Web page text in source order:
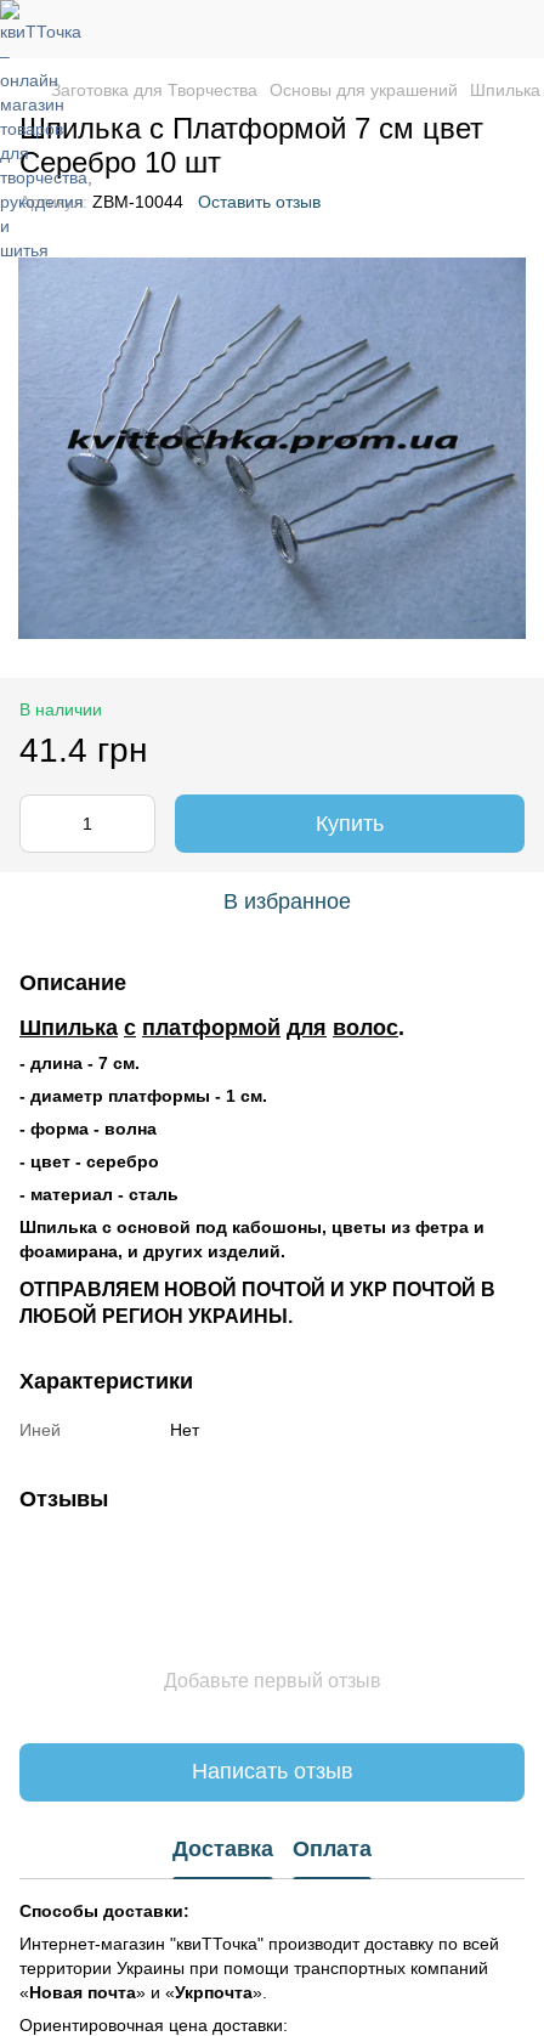
Заготовка для Творчества Основы для украшений
Шпилька с Платформой 7 см цвет
Серебро 10 шт
Артикул: ZBM-10044 Оставить отзыв
В наличии
41.4 грн
Купить
В избранное
Описание
Шпилька с платформой для волос.
- длина - 7 см.
- диаметр платформы - 1 см.
- форма - волна
- цвет - серебро
- материал - сталь
Шпилька с основой под кабошоны, цветы из фетра и
фоамирана, и других изделий.
ОТПРАВЛЯЕМ НОВОЙ ПОЧТОЙ И УКР ПОЧТОЙ В
ЛЮБОЙ РЕГИОН УКРАИНЫ.
Характеристики
Иней Нет
Отзывы
Добавьте первый отзыв
Написать отзыв
Доставка Оплата
Способы доставки:
Интернет-магазин "квиТТочка" производит доставку по всей
территории Украины при помощи транспортных компаний
«Новая почта» и «Укрпочта».
Ориентировочная цена доставки: